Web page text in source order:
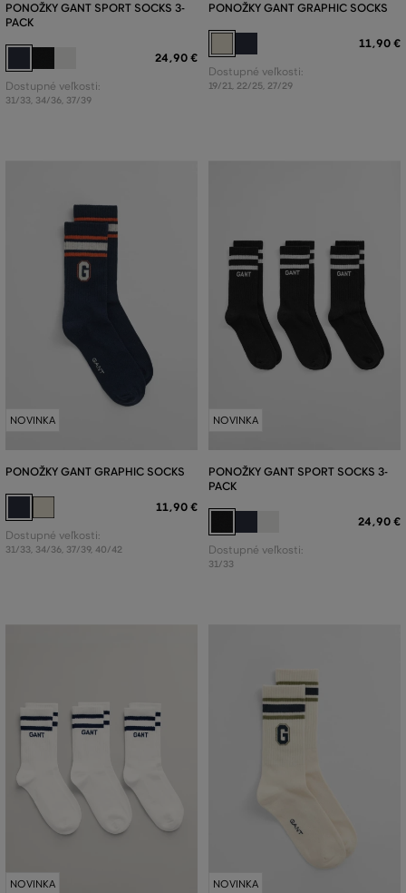
PONOŽKY GANT SPORT SOCKS 3-
PACK
24,90 €
Dostupné veľkosti:
31/33, 34/36, 37/39
PONOŽKY GANT GRAPHIC SOCKS
11,90 €
Dostupné veľkosti:
19/21, 22/25, 27/29
NOVINKA
PONOŽKY GANT GRAPHIC SOCKS
11,90 €
Dostupné veľkosti:
31/33, 34/36, 37/39, 40/42
NOVINKA
PONOŽKY GANT SPORT SOCKS 3-
PACK
24,90 €
Dostupné veľkosti:
31/33
NOVINKA NOVINKA